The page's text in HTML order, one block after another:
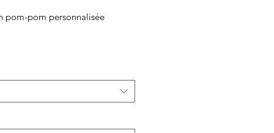
pom-pom personnalisée